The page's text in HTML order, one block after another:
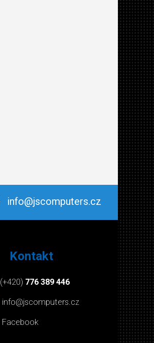
info@jscomputers.cz
Kontakt
(+420) 776 389 446
info@jscomputers.cz
Facebook